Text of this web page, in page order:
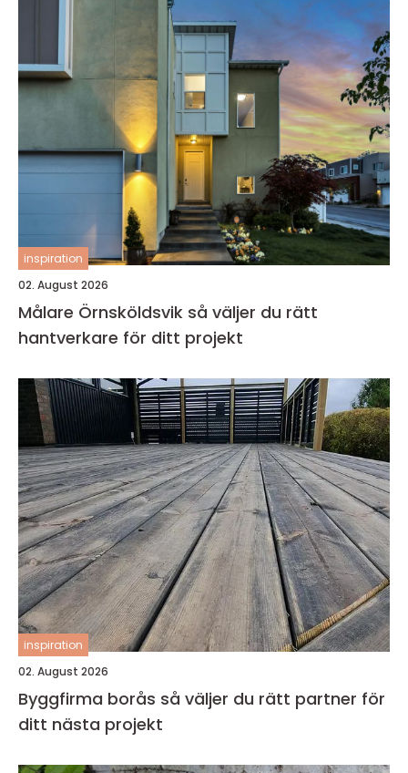
inspiration
02. August 2026
Målare Örnsköldsvik så väljer du rätt
hantverkare för ditt projekt
inspiration
02. August 2026
Byggfirma borås så väljer du rätt partner för
ditt nästa projekt